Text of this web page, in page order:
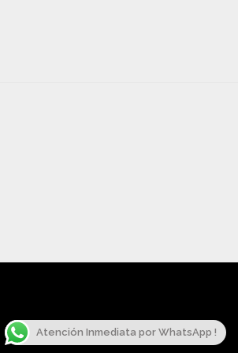
Atención Inmediata por WhatsApp !